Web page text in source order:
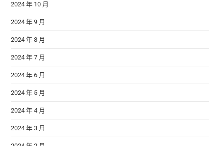
2024 年 10 月
2024 年 9 月
2024 年 8 月
2024 年 7 月
2024 年 6 月
2024 年 5 月
2024 年 4 月
2024 年 3 月